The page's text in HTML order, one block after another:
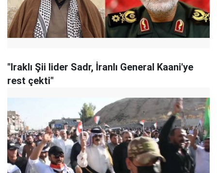
"Iraklı Şii lider Sadr, İranlı General Kaani'ye
rest çekti"